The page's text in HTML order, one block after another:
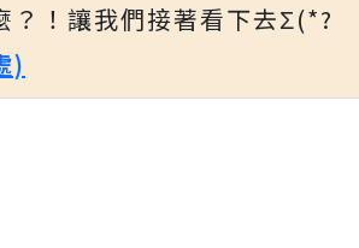
？！讓我們接著看下去Σ(*?
)